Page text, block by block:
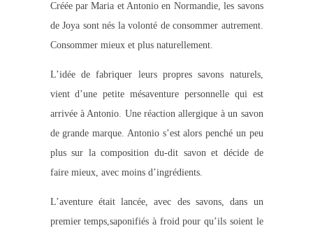
Créée par Maria et Antonio en Normandie, les savons
de Joya sont nés la volonté de consommer autrement.
Consommer mieux et plus naturellement.
L’idée de fabriquer leurs propres savons naturels,
vient d’une petite mésaventure personnelle qui est
arrivée à Antonio. Une réaction allergique à un savon
de grande marque. Antonio s’est alors penché un peu
plus sur la composition du-dit savon et décide de
faire mieux, avec moins d’ingrédients.
L’aventure était lancée, avec des savons, dans un
premier temps,saponifiés à froid pour qu’ils soient le